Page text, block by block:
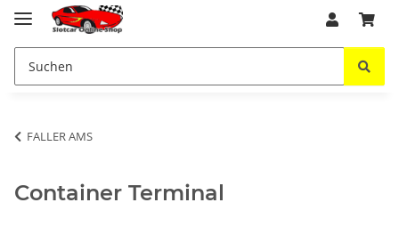
FALLER AMS
Container Terminal